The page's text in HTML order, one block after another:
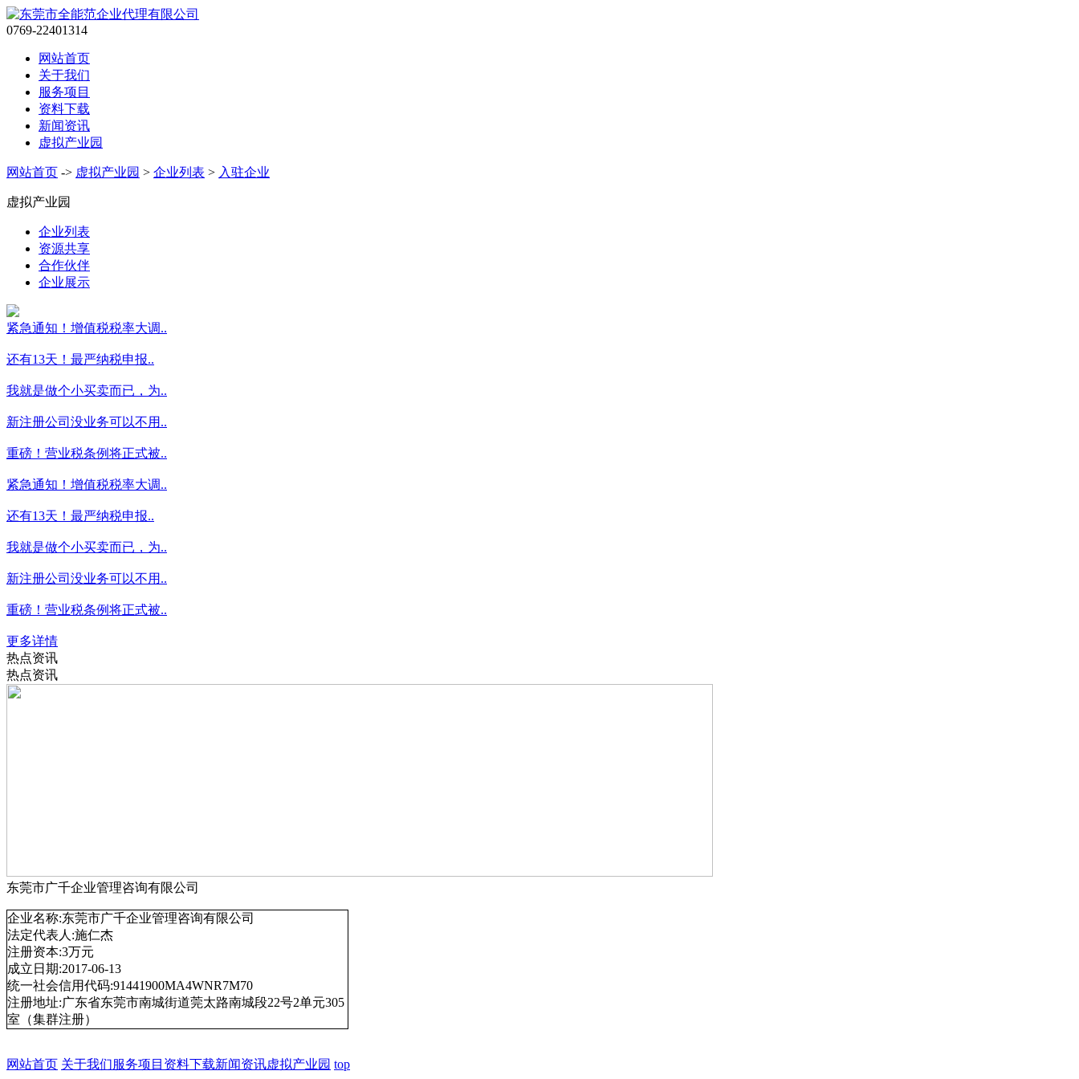
0769-22401314
网站首页
关于我们
服务项目
资料下载
新闻资讯
虚拟产业园
网站首页 -> 虚拟产业园 > 企业列表 > 入驻企业
虚拟产业园
企业列表
资源共享
合作伙伴
企业展示
紧急通知！增值税税率大调..
还有13天！最严纳税申报..
我就是做个小买卖而已，为..
新注册公司没业务可以不用..
重磅！营业税条例将正式被..
紧急通知！增值税税率大调..
还有13天！最严纳税申报..
我就是做个小买卖而已，为..
新注册公司没业务可以不用..
重磅！营业税条例将正式被..
更多详情
热点资讯
热点资讯
东莞市广千企业管理咨询有限公司
企业名称:东莞市广千企业管理咨询有限公司
法定代表人:施仁杰
注册资本:3万元
成立日期:2017-06-13
统一社会信用代码:91441900MA4WNR7M70
注册地址:广东省东莞市南城街道莞太路南城段22号2单元305
室（集群注册）
网站首页 关于我们服务项目 资料下载新闻资讯虚拟产业园 top